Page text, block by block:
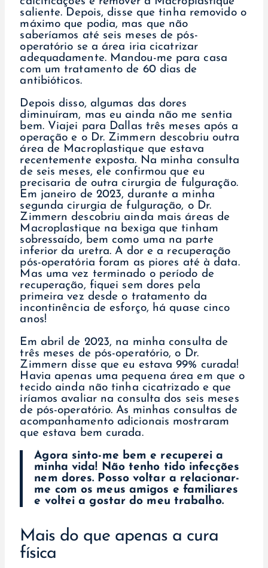
saliente. Depois, disse que tinha removido o
máximo que podia, mas que não
saberíamos até seis meses de pós-
operatório se a área iria cicatrizar
adequadamente. Mandou-me para casa
com um tratamento de 60 dias de
antibióticos.
Depois disso, algumas das dores
diminuíram, mas eu ainda não me sentia
bem. Viajei para Dallas três meses após a
operação e o Dr. Zimmern descobriu outra
área de Macroplastique que estava
recentemente exposta. Na minha consulta
de seis meses, ele confirmou que eu
precisaria de outra cirurgia de fulguração.
Em janeiro de 2023, durante a minha
segunda cirurgia de fulguração, o Dr.
Zimmern descobriu ainda mais áreas de
Macroplastique na bexiga que tinham
sobressaído, bem como uma na parte
inferior da uretra. A dor e a recuperação
pós-operatória foram as piores até à data.
Mas uma vez terminado o período de
recuperação, fiquei sem dores pela
primeira vez desde o tratamento da
incontinência de esforço, há quase cinco
anos!
Em abril de 2023, na minha consulta de
três meses de pós-operatório, o Dr.
Zimmern disse que eu estava 99% curada!
Havia apenas uma pequena área em que o
tecido ainda não tinha cicatrizado e que
iríamos avaliar na consulta dos seis meses
de pós-operatório. As minhas consultas de
acompanhamento adicionais mostraram
que estava bem curada.
Agora sinto-me bem e recuperei a
minha vida! Não tenho tido infecções
nem dores. Posso voltar a relacionar-
me com os meus amigos e familiares
e voltei a gostar do meu trabalho.
Mais do que apenas a cura
física